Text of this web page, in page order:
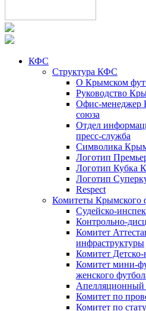
КФС
Структура КФС
О Крымском
Руководство
Офис-менеджер
союза
Отдел
пресс-служба
Символика
Логотип
Логотип Кубка
Логотип
Respect
Комитеты Крымского
Судейско-
Контрольно-
Комитет
инфраструктуры
Комитет
Комитет мини-
женского
Апелляционный
Комитет по
Комитет по